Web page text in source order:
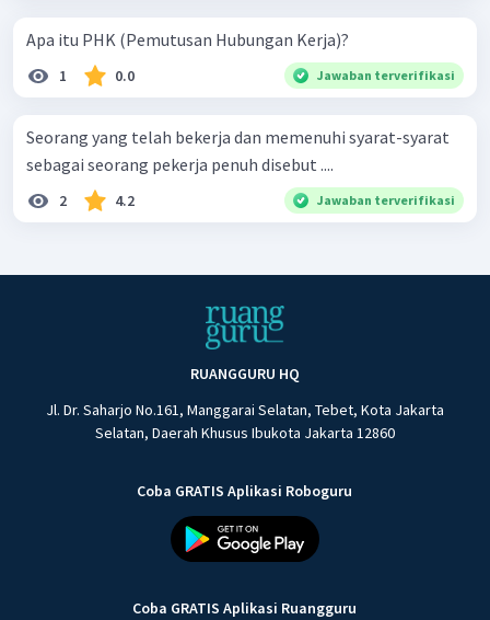
Apa itu PHK (Pemutusan Hubungan Kerja)?
1 0.0 Jawaban terverifikasi
Seorang yang telah bekerja dan memenuhi syarat-syarat
sebagai seorang pekerja penuh disebut ....
2 4.2 Jawaban terverifikasi
RUANGGURU HQ
Jl. Dr. Saharjo No.161, Manggarai Selatan, Tebet, Kota Jakarta
Selatan, Daerah Khusus Ibukota Jakarta 12860
Coba GRATIS Aplikasi Roboguru
Coba GRATIS Aplikasi Ruangguru